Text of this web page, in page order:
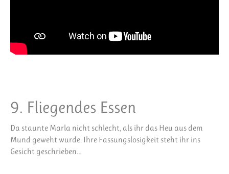
9. Fliegendes Essen
Da staunte Marla nicht schlecht, als ihr das Heu aus dem
Mund geweht wurde. Ihre Fassungslosigkeit steht ihr ins
Gesicht geschrieben…